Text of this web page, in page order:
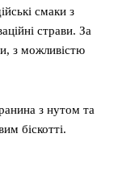
смаки з
страви. За
з можливістю
з нутом та
біскотті.